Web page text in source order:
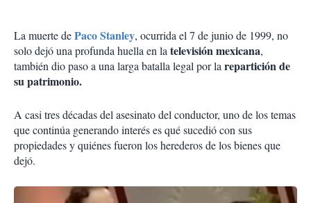
La muerte dePaco Stanley, ocurrida el 7 de junio de 1999, no
solo dejó una profunda huella en latelevisión mexicana,
también dio paso a una larga batalla legal por larepartición de
su patrimonio.
A casi tres décadas del asesinato del conductor, uno de los temas
que continúa generando interés es qué sucedió con sus
propiedades y quiénes fueron los herederos de los bienes que
dejó.